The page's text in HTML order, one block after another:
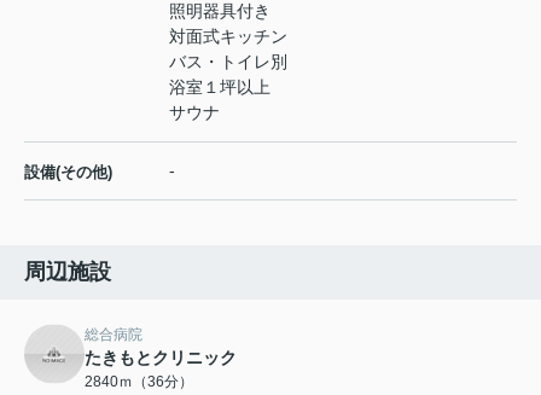
照明器具付き
対面式キッチン
バス・トイレ別
浴室１坪以上
サウナ
設備(その他) -
周辺施設
総合病院
たきもとクリニック
2840ｍ（36分）